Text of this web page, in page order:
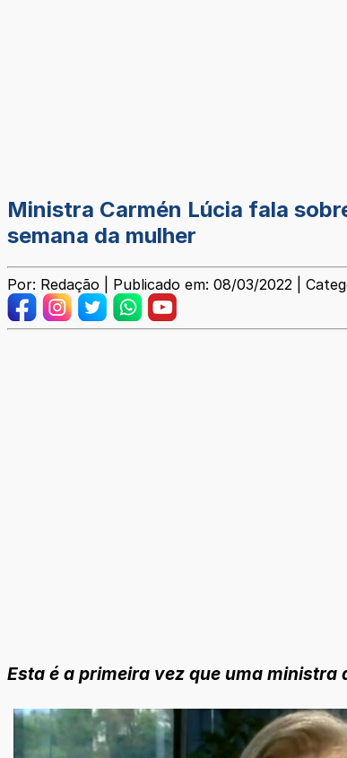
Ministra Carmén Lúcia fala
semana da mulher
Por: Redação | Publicado em: 08/03/2022 |
Esta é a primeira vez que uma ministra